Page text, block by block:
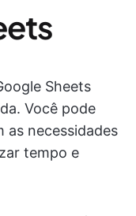
Sheets
Você pode
as necessidades
tempo e